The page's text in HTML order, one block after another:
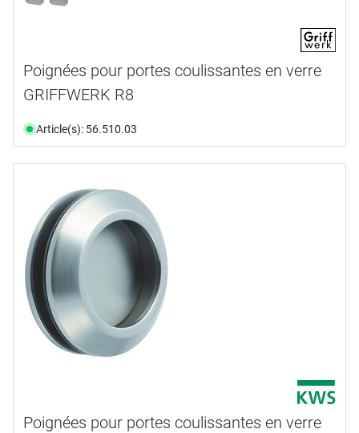
Poignées pour portes coulissantes en verre
GRIFFWERK R8
Article(s): 56.510.03
Poignées pour portes coulissantes en verre